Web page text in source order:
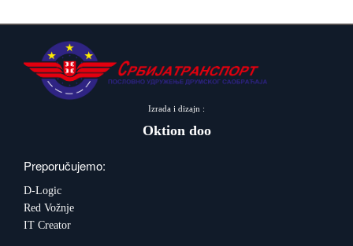
Izrada i dizajn :
Oktion doo
Preporučujemo:
D-Logic
Red Vožnje
IT Creator